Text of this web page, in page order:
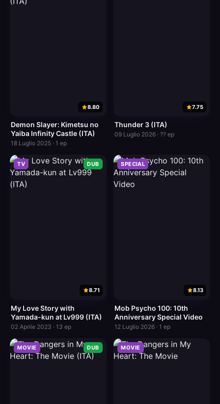
8.80
Demon Slayer: Kimetsu no
Yaiba Infinity Castle (ITA)
18 Luglio 2025 · 1 ep
7.75
Thunder 3 (ITA)
09 Luglio 2026 · ?? ep
TV DUB
8.71
My Love Story with
Yamada-kun at Lv999 (ITA)
02 Aprile 2023 · 13 ep
SPECIAL
8.13
Mob Psycho 100: 10th
Anniversary Special Video
12 Luglio 2026 · 1 ep
MOVIE DUB MOVIE